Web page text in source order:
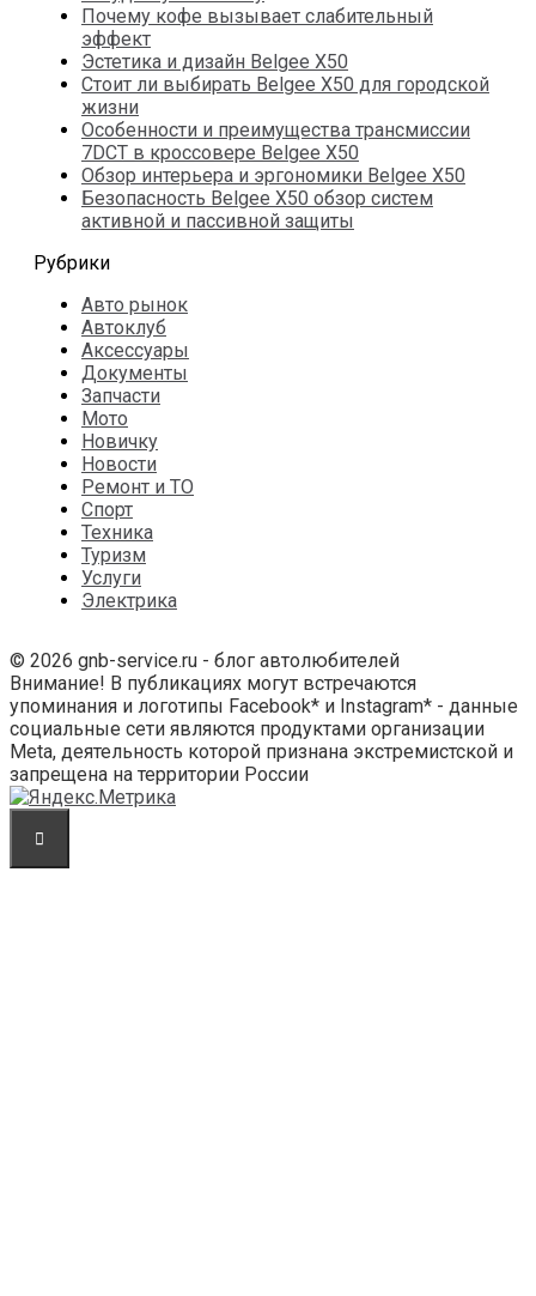
Почему кофе вызывает слабительный
эффект
Эстетика и дизайн Belgee X50
Стоит ли выбирать Belgee X50 для городской
жизни
Особенности и преимущества трансмиссии
7DCT в кроссовере Belgee X50
Обзор интерьера и эргономики Belgee X50
Безопасность Belgee X50 обзор систем
активной и пассивной защиты
Рубрики
Авто рынок
Автоклуб
Аксессуары
Документы
Запчасти
Мото
Новичку
Новости
Ремонт и ТО
Спорт
Техника
Туризм
Услуги
Электрика
© 2026 gnb-service.ru - блог автолюбителей
Внимание! В публикациях могут встречаются
упоминания и логотипы Facebook* и Instagram* - данные
социальные сети являются продуктами организации
Meta, деятельность которой признана экстремистской и
запрещена на территории России